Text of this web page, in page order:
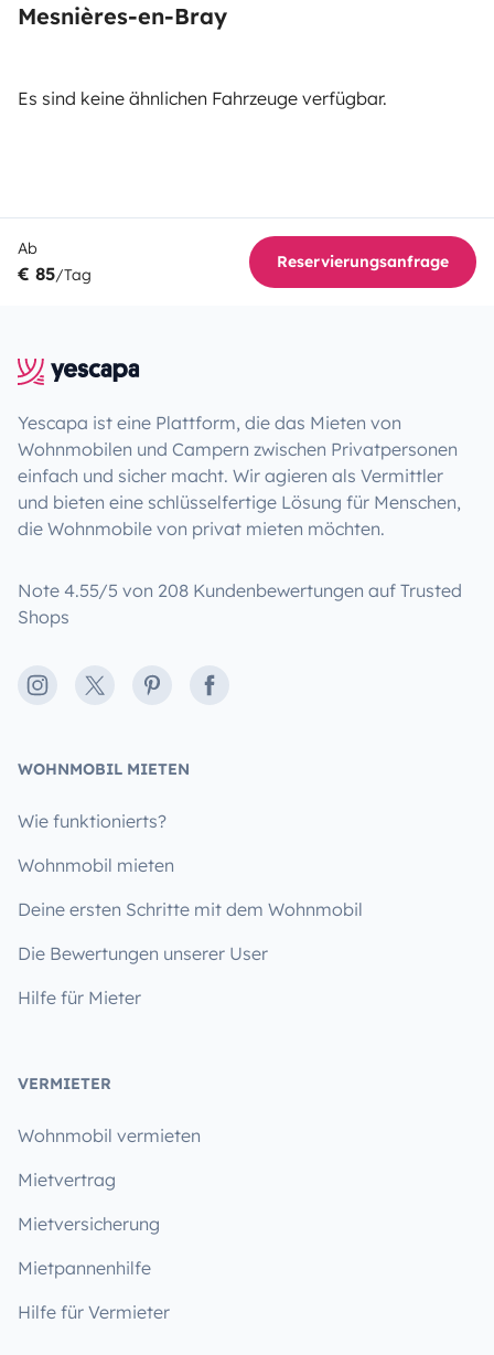
Mesnières-en-Bray
Es sind keine ähnlichen Fahrzeuge verfügbar.
Ab
€ 85/Tag
Reservierungsanfrage
Yescapa ist eine Plattform, die das Mieten von
Wohnmobilen und Campern zwischen Privatpersonen
einfach und sicher macht. Wir agieren als Vermittler
und bieten eine schlüsselfertige Lösung für Menschen,
die Wohnmobile von privat mieten möchten.
Note 4.55/5 von 208 Kundenbewertungen auf Trusted
Shops
Instagram
X PinterestFacebook
WOHNMOBIL MIETEN
Wie funktionierts?
Wohnmobil mieten
Deine ersten Schritte mit dem Wohnmobil
Die Bewertungen unserer User
Hilfe für Mieter
VERMIETER
Wohnmobil vermieten
Mietvertrag
Mietversicherung
Mietpannenhilfe
Hilfe für Vermieter